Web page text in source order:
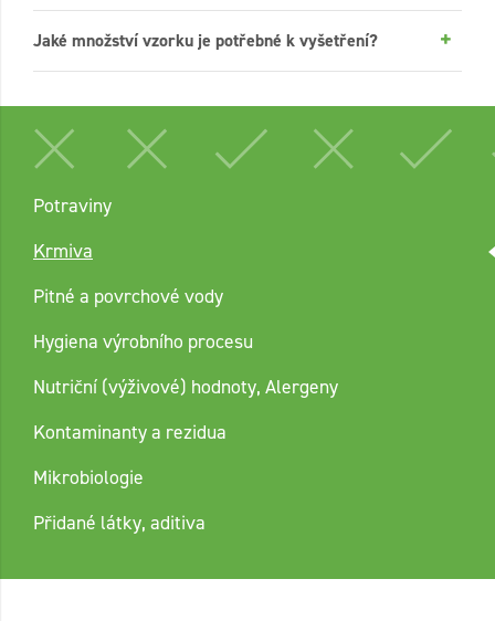
Jaké množství vzorku je potřebné k vyšetření?
Potraviny
Krmiva
Pitné a povrchové vody
Hygiena výrobního procesu
Nutriční (výživové) hodnoty, Alergeny
Kontaminanty a rezidua
Mikrobiologie
Přidané látky, aditiva